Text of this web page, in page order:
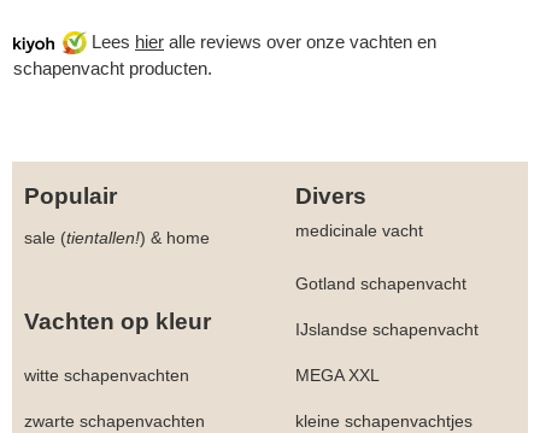
Lees hier alle reviews over onze vachten en
schapenvacht producten.
Populair Divers
sale (tientallen!) & home medicinale vacht
Gotland schapenvacht
Vachten op kleur IJslandse schapenvacht
witte schapenvachten MEGA XXL
zwarte schapenvachten kleine schapenvachtjes